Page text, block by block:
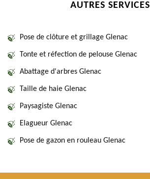
AUTRES SERVICES
Pose de clôture et grillage Glenac
Tonte et réfection de pelouse Glenac
Abattage d'arbres Glenac
Taille de haie Glenac
Paysagiste Glenac
Elagueur Glenac
Pose de gazon en rouleau Glenac